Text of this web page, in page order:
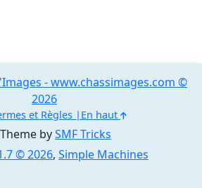
Theme bySMF Tricks
© 2026, Simple Machines
- www.chassimages.com ©
2026
et Règles En haut